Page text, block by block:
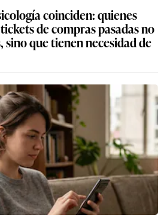
coinciden: quienes
de compras pasadas no
sino que tienen necesidad de